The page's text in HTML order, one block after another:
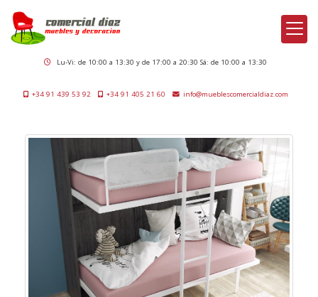
Lu-Vi: de 10:00 a 13:30 y de 17:00 a 20:30 Sá: de 10:00 a 13:30
+34 91 439 53 92 +34 91 405 21 60 info mueblescomercialdiaz.com